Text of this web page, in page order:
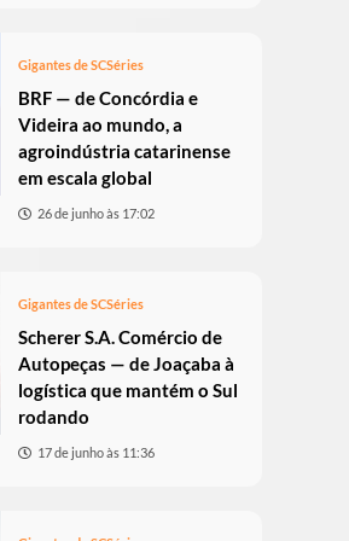
Gigantes de SCSéries
BRF — de Concórdia e
Videira ao mundo, a
agroindústria catarinense
em escala global
26 de junho às 17:02
Gigantes de SCSéries
Scherer S.A. Comércio de
Autopeças — de Joaçaba à
logística que mantém o Sul
rodando
17 de junho às 11:36